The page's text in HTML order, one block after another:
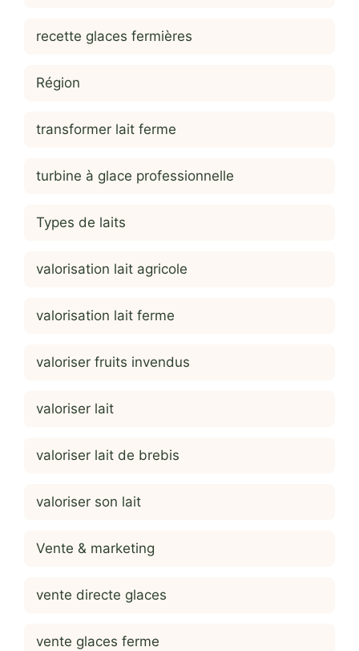
recette glaces fermières
Région
transformer lait ferme
turbine à glace professionnelle
Types de laits
valorisation lait agricole
valorisation lait ferme
valoriser fruits invendus
valoriser lait
valoriser lait de brebis
valoriser son lait
Vente & marketing
vente directe glaces
vente glaces ferme